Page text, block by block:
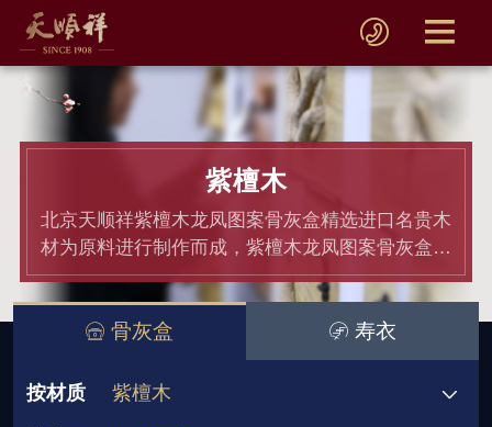
紫檀木
北京天顺祥紫檀木龙凤图案骨灰盒精选进口名贵木
材为原料进行制作而成，紫檀木龙凤图案骨灰盒均
通过材质和产品检测,骨灰盒价格老百姓都能接受.
骨灰盒 寿衣
按材质 紫檀木